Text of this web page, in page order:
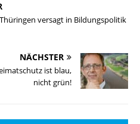
versagt in Bildungspolitik
NÄCHSTER
ist blau,
nicht grün!